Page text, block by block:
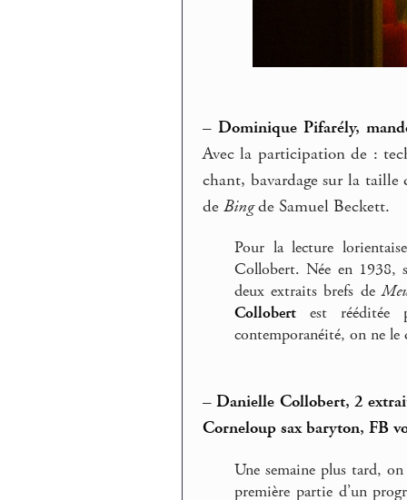
– Dominique Pifarély,
Avec la participation de :
chant, bavardage sur la taille
deBingde Samuel Beckett.
Pour la lecture
Collobert. Née en 1938,
deux extraits brefs de
Collobert est rééditée
contemporanéité, on ne le
– Danielle Collobert, 2
Corneloup sax baryton, FB
Une semaine plus tard,
première partie d’un